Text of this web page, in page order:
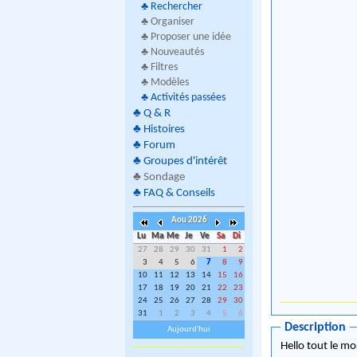
♣ Rechercher
♣ Organiser
♣ Proposer une idée
♣ Nouveautés
♣ Filtres
♣ Modèles
♣ Activités passées
♣ Q & R
♣ Histoires
♣ Forum
♣ Groupes d'intérêt
♣ Sondage
♣ FAQ & Conseils
Aou 2026
Lu
Ma Me Je Ve Sa
Di
27
28 29 30 31 1
2
3
4 5 6 7 8
9
10
11 12 13 14 15
16
17
18 19 20 21 22
23
24
25 26 27 28 29
30
31
1 2 3 4 5
6
Aujourd'hui
Description
Hello tout le